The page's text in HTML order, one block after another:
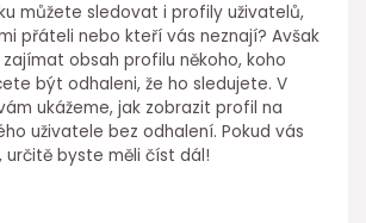
můžete sledovat i profily uživatelů,
přáteli nebo kteří vás neznají? Avšak
obsah profilu někoho, koho
být odhaleni, že ho sledujete. V
ukážeme, jak zobrazit profil na
uživatele bez odhalení. Pokud vás
určitě byste měli číst dál!